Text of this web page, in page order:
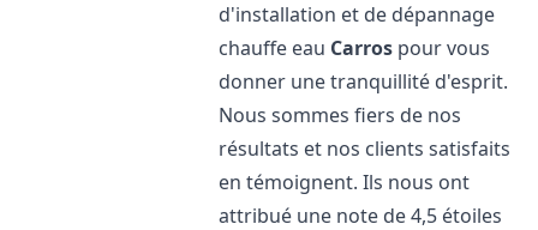
d'installation et de dépannage
chauffe eau Carros pour vous
donner une tranquillité d'esprit.
Nous sommes fiers de nos
résultats et nos clients satisfaits
en témoignent. Ils nous ont
attribué une note de 4,5 étoiles